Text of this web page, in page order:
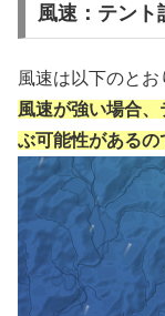
風速：テント
風速は以下のとお
風速が強い場合
ぶ可能性があるの